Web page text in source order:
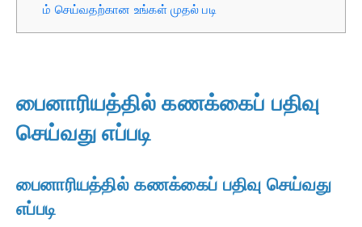
ம் செய்வதற்கான உங்கள் முதல் படி
பைனாரியத்தில் கணக்கைப் பதிவு
செய்வது எப்படி
பைனாரியத்தில் கணக்கைப் பதிவு செய்வது
எப்படி